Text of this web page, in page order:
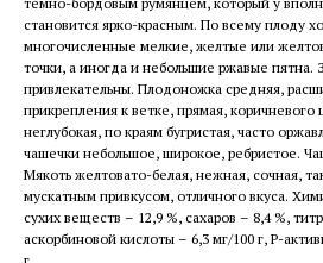
становится ярко-красным. По всему плоду
многочисленные мелкие, желтые или
точки, а иногда и небольшие ржавые пятна.
привлекательны. Плодоножка средняя,
прикрепления к ветке, прямая, коричневого
неглубокая, по краям бугристая, часто
чашечки небольшое, широкое, ребристое.
Мякоть желтовато-белая, нежная, сочная,
мускатным привкусом, отличного вкуса.
сухих веществ – 12,9 %, сахаров – 8,4 %,
аскорбиновой кислоты – 6,3 мг/100 г, Р-
г.